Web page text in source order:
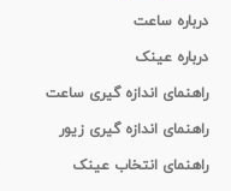
درباره ساعت
درباره عینک
راهنمای اندازه گیری ساعت
راهنمای اندازه گیری زیور
راهنمای انتخاب عینک